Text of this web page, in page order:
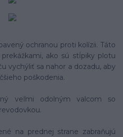
ochranou proti kolízii. Táto
ako sú stĺpiky plotu
vychýliť sa nahor a dozadu, aby
poškodenia.
veľmi odolným valcom so
na prednej strane zabraňujú